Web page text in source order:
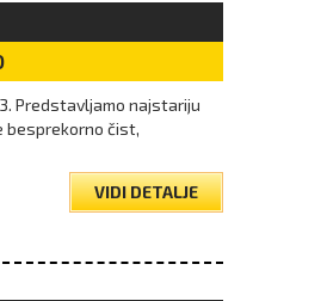
Predstavljamo najstariju
besprekorno čist,
VIDI DETALJE